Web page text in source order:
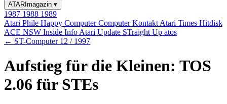
ATARImagazin ▾
1987 1988 1989
Atari Phile Happy ComputerComputer Kontakt Atari Times Hitdisk
ACE NSW Inside Info Atari Update STraight Up atos
← ST-Computer 12 / 1997
Aufstieg für die Kleinen: TOS
2.06 für STEs